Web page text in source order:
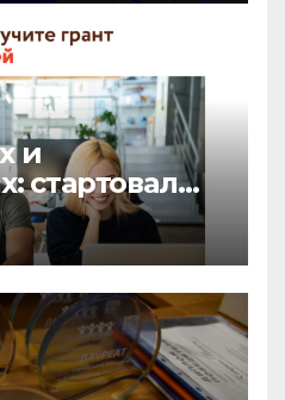
и
стартовал
на участие в
«Ты